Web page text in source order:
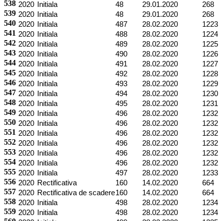
538 2020 Initiala 48 29.01.2020 268
539 2020 Initiala 48 29.01.2020 268
540 2020 Initiala 487 28.02.2020 1223
541 2020 Initiala 488 28.02.2020 1224
542 2020 Initiala 489 28.02.2020 1225
543 2020 Initiala 490 28.02.2020 1226
544 2020 Initiala 491 28.02.2020 1227
545 2020 Initiala 492 28.02.2020 1228
546 2020 Initiala 493 28.02.2020 1229
547 2020 Initiala 494 28.02.2020 1230
548 2020 Initiala 495 28.02.2020 1231
549 2020 Initiala 496 28.02.2020 1232
550 2020 Initiala 496 28.02.2020 1232
551 2020 Initiala 496 28.02.2020 1232
552 2020 Initiala 496 28.02.2020 1232
553 2020 Initiala 496 28.02.2020 1232
554 2020 Initiala 496 28.02.2020 1232
555 2020 Initiala 497 28.02.2020 1233
556 2020 Rectificativa 160 14.02.2020 664
557 2020 Rectificativa de scadere160 14.02.2020 664
558 2020 Initiala 498 28.02.2020 1234
559 2020 Initiala 498 28.02.2020 1234